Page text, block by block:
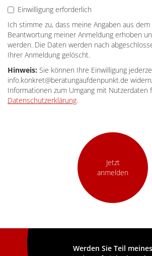
Einwilligung erforderlich
Ich stimme zu, dass meine Angaben aus
Beantwortung meiner Anmeldung erhoben
werden. Die Daten werden nach
Ihrer Anmeldung gelöscht.
Hinweis: Sie können Ihre Einwilligung
info.konkret@beratungaufdenpunkt.de
Informationen zum Umgang mit Nutzerdaten
Datenschutzerklärung.
Jetzt
anmelden
Werden Sie Teil meines